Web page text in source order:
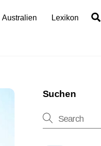
Australien Lexikon
Suchen